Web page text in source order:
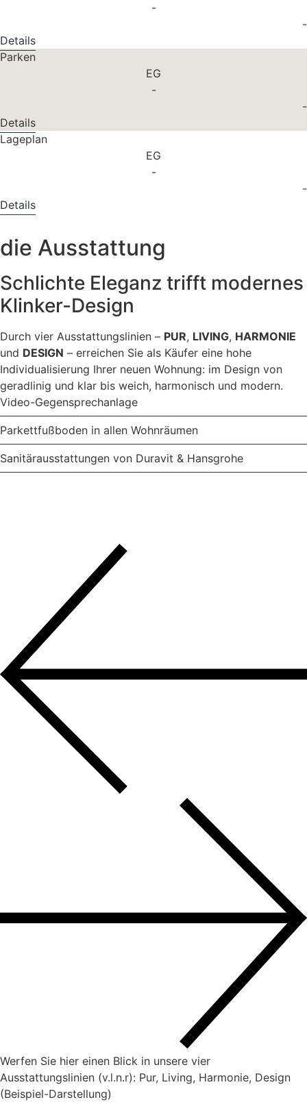
-
-
Details
Parken
EG
-
-
Details
Lageplan
EG
-
-
Details
die Ausstattung
Schlichte Eleganz trifft modernes
Klinker-Design
Durch vier Ausstattungslinien – PUR, LIVING, HARMONIE
und DESIGN – erreichen Sie als Käufer eine hohe
Individualisierung Ihrer neuen Wohnung: im Design von
geradlinig und klar bis weich, harmonisch und modern.
Video-Gegensprechanlage
Parkettfußboden in allen Wohnräumen
Sanitärausstattungen von Duravit & Hansgrohe
Werfen Sie hier einen Blick in unsere vier
Ausstattungslinien (v.l.n.r): Pur, Living, Harmonie, Design
(Beispiel-Darstellung)